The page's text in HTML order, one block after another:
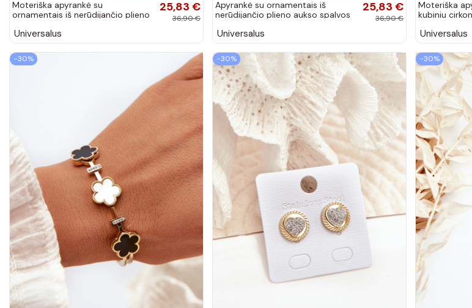
Moteriška apyrankė su
ornamentais iš nerūdijančio plieno
25,83 €
36,90 €
Universalus
Apyrankė su ornamentais iš
nerūdijančio plieno aukso spalvos
25,83 €
36,90 €
Universalus
Moteriška
kubiniu
Universalus
−30% −30% −30%